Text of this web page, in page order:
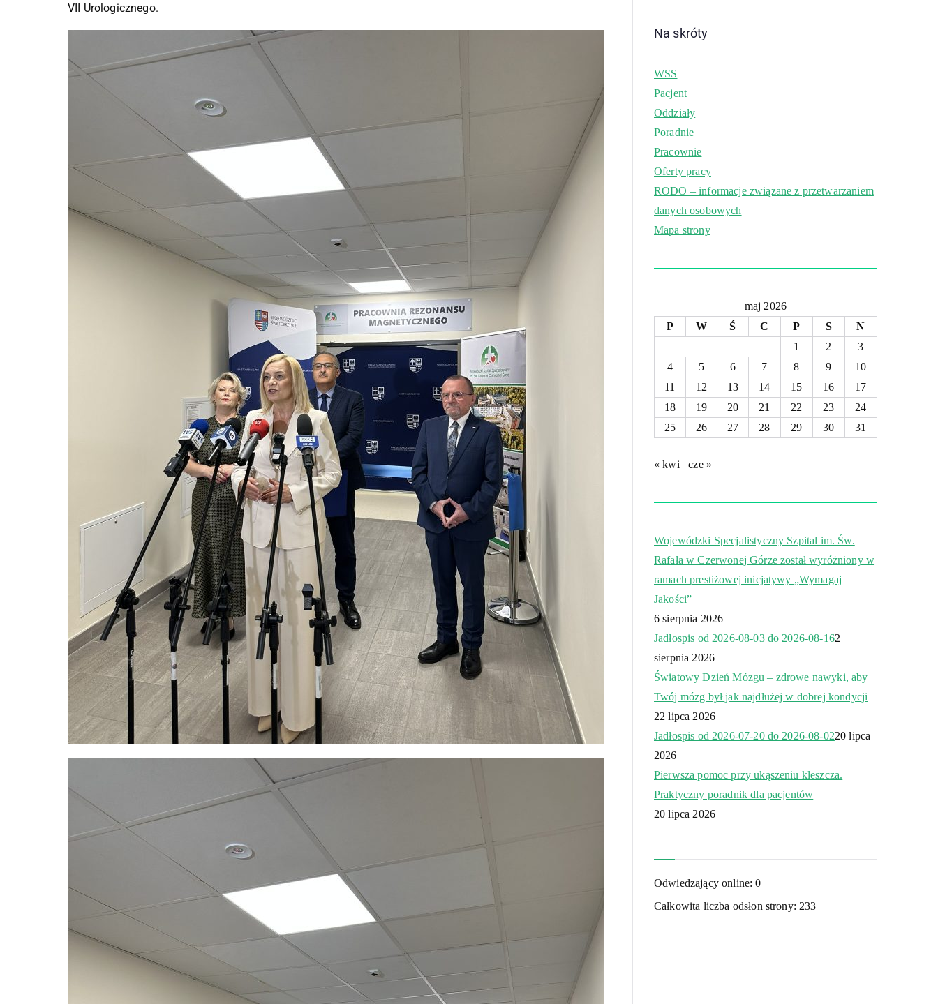
VII Urologicznego.
Na skróty
WSS
Pacjent
Oddziały
Poradnie
Pracownie
Oferty pracy
RODO – informacje związane z przetwarzaniem
danych osobowych
Mapa strony
maj 2026
P
W Ś C P S
N
1
2
3
4
5 6 7 8 9
10
11
12 13 14 15 16
17
18
19 20 21 22 23
24
25
26 27 28 29 30 31
« kwi cze »
Wojewódzki Specjalistyczny Szpital im. Św.
Rafała w Czerwonej Górze został wyróżniony w
ramach prestiżowej inicjatywy „Wymagaj
Jakości”
6 sierpnia 2026
Jadłospis od 2026-08-03 do 2026-08-162
sierpnia 2026
Światowy Dzień Mózgu – zdrowe nawyki, aby
Twój mózg był jak najdłużej w dobrej kondycji
22 lipca 2026
Jadłospis od 2026-07-20 do 2026-08-0220 lipca
2026
Pierwsza pomoc przy ukąszeniu kleszcza.
Praktyczny poradnik dla pacjentów
20 lipca 2026
Odwiedzający online:0
Całkowita liczba odsłon strony: 233